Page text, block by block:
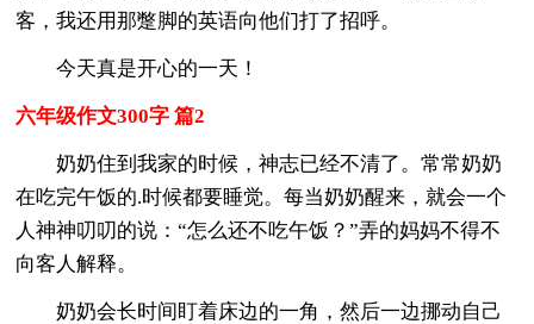
客，我还用那蹩脚的英语向他们打了招呼。
今天真是开心的一天！
六年级作文300字 篇2
奶奶住到我家的时候，神志已经不清了。常常奶奶
在吃完午饭的.时候都要睡觉。每当奶奶醒来，就会一个
人神神叨叨的说：“怎么还不吃午饭？”弄的妈妈不得不
向客人解释。
奶奶会长时间盯着床边的一角，然后一边挪动自己